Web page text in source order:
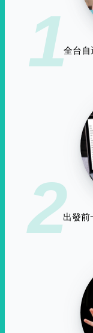
1全台自
2出發前